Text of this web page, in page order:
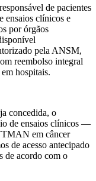
de pacientes
ensaios clínicos e
por órgãos
pela ANSM,
reembolso integral
hospitais.
concedida, o
de ensaios clínicos —
em câncer
de acesso antecipado
de acordo com o